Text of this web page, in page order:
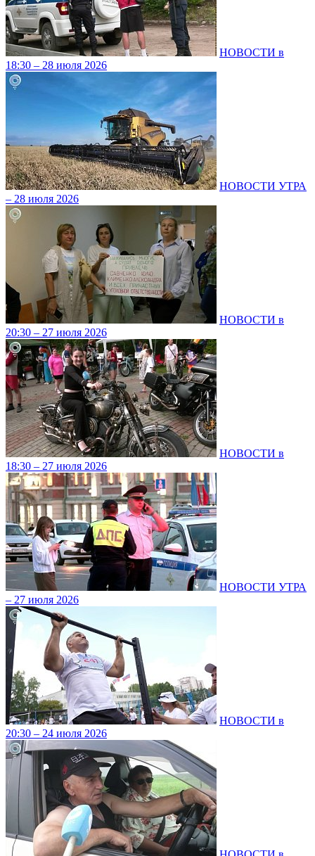
НОВОСТИ в
18:30 – 28 июля 2026
НОВОСТИ УТРА
– 28 июля 2026
НОВОСТИ в
20:30 – 27 июля 2026
НОВОСТИ в
18:30 – 27 июля 2026
НОВОСТИ УТРА
– 27 июля 2026
НОВОСТИ в
20:30 – 24 июля 2026